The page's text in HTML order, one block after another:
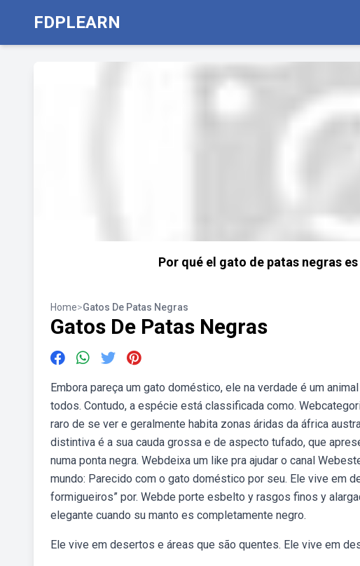
FDPLEARN
Por qué el gato de patas negras
Home>Gatos De Patas Negras
Gatos De Patas Negras
Embora pareça um gato doméstico, ele na verdade é um
todos. Contudo, a espécie está classificada como.
raro de se ver e geralmente habita zonas áridas da áfrica
distintiva é a sua cauda grossa e de aspecto tufado, que
numa ponta negra. Webdeixa um like pra ajudar o canal
mundo: Parecido com o gato doméstico por seu. Ele vive em
formigueiros” por. Webde porte esbelto y rasgos finos y
elegante cuando su manto es completamente negro.
Ele vive em desertos e áreas que são quentes. Ele vive em